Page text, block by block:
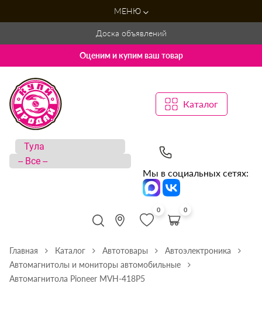
МЕНЮ
Доска объявлений
Оценим и купим ваш товар
Каталог
Мы в социальных сетях:
0 0
Главная Каталог Автотовары
Автоэлектроника
Автомагнитолы и мониторы автомобильные
Автомагнитола Pioneer MVH-418P5